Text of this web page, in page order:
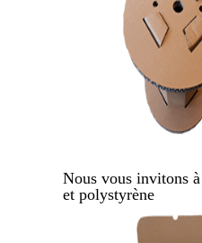
Nous vous invitons
et polystyrène